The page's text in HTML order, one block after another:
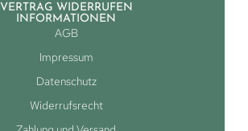
VERTRAG WIDERRUFEN
INFORMATIONEN
AGB
Impressum
Datenschutz
Widerrufsrecht